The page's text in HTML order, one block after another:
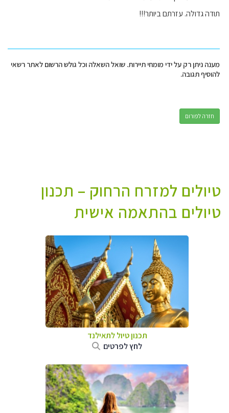
תודה גדולה. עזרתם ביותר!!!
מענה ניתן רק על ידי מומחי תיירות. שואל השאלה וכל גולש הרשום לאתר רשאי
להוסיף תגובה.
חזרה לפורום
טיולים למזרח הרחוק – תכנון
טיולים בהתאמה אישית
תכנון טיול לתאילנד
לחץ לפרטים